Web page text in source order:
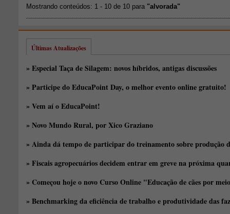
Mostrando conteúdos: 1 - 10 de 10 para "alvorada"
Últimas Atualizações
» Especial Taça de Silagem: novos híbridos, antigas discussões
» Participe do EducaPoint Day, o melhor evento online gratuito!
» Vem aí o EducaPoint!
» Novo Mundo Rural, por Xico Graziano
» Ainda dá tempo de participar do treinamento sobre produção
» Fiscais agropecuários decidem entrar em greve na próxima
» Começou hoje o novo Curso Online "Educação de cães por
» Benchmarking da eficiência de trabalho e produtividade das